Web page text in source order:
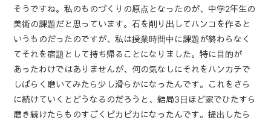
そうですね。私のものづくりの原点となったのが、中学2年生の
美術の課題だと思っています。石を削り出してハンコを作ると
いうものだったのですが、私は授業時間中に課題が終わらなく
てそれを宿題として持ち帰ることになりました。特に目的が
あったわけではありませんが、何の気なしにそれをハンカチで
しばらく磨いてみたら少し滑らかになったんです。これをさら
に続けていくとどうなるのだろうと、結局3日ほど家でひたすら
磨き続けたらものすごくピカピカになったんです。提出したら